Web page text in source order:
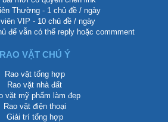
Thường - 1 chủ đề / ngày
VIP - 10 chủ đề / ngày
để vẫn có thể reply hoặc commment
RAO VẶT CHÚ Ý
Rao vặt tổng hợp
Rao vặt nhà đất
vặt mỹ phẩm làm đẹp
Rao vặt điện thoại
Giải trí tổng hợp